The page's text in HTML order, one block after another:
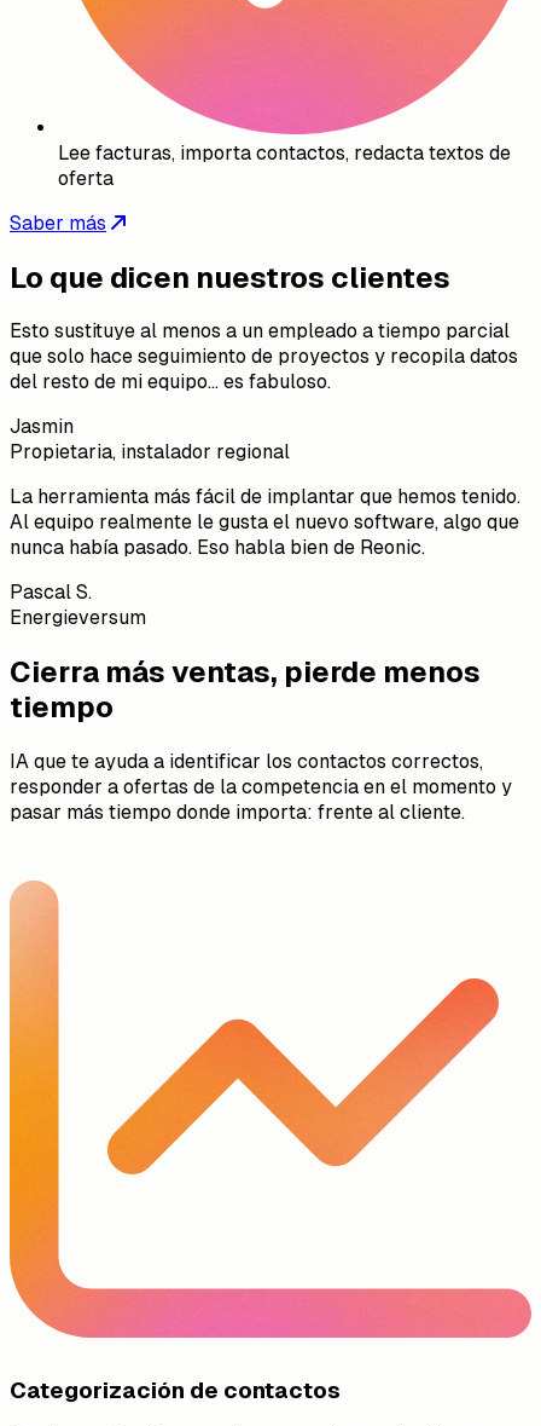
Lee facturas, importa contactos, redacta textos de
oferta
Saber más
Lo que dicen nuestros clientes
Esto sustituye al menos a un empleado a tiempo parcial
que solo hace seguimiento de proyectos y recopila datos
del resto de mi equipo... es fabuloso.
Jasmin
Propietaria, instalador regional
La herramienta más fácil de implantar que hemos tenido.
Al equipo realmente le gusta el nuevo software, algo que
nunca había pasado. Eso habla bien de Reonic.
Pascal S.
Energieversum
Cierra más ventas, pierde menos
tiempo
IA que te ayuda a identificar los contactos correctos,
responder a ofertas de la competencia en el momento y
pasar más tiempo donde importa: frente al cliente.
Categorización de contactos